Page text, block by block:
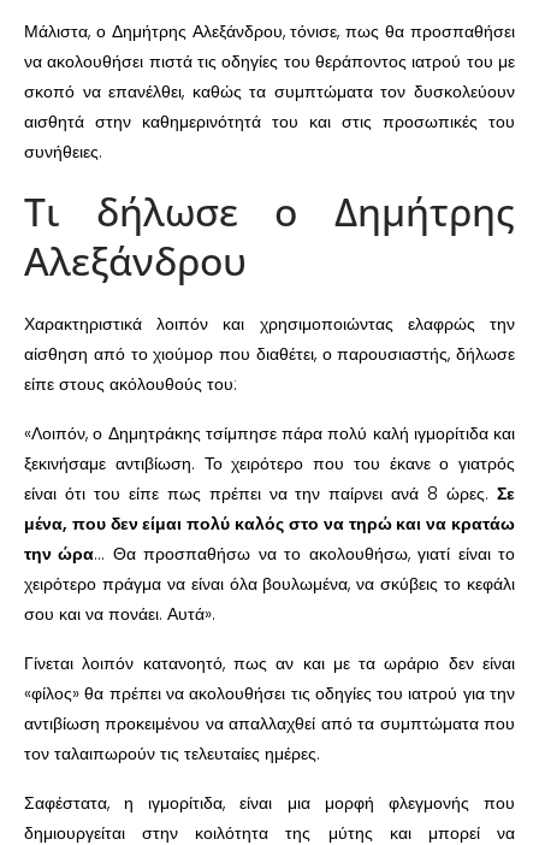
Μάλιστα, ο Δημήτρης Αλεξάνδρου, τόνισε, πως θα προσπαθήσει
να ακολουθήσει πιστά τις οδηγίες του θεράποντος ιατρού του με
σκοπό να επανέλθει, καθώς τα συμπτώματα τον δυσκολεύουν
αισθητά στην καθημερινότητά του και στις προσωπικές του
συνήθειες.
Τι δήλωσε ο Δημήτρης
Αλεξάνδρου
Χαρακτηριστικά λοιπόν και χρησιμοποιώντας ελαφρώς την
αίσθηση από το χιούμορ που διαθέτει, ο παρουσιαστής, δήλωσε
είπε στους ακόλουθούς του:
«Λοιπόν, ο Δημητράκης τσίμπησε πάρα πολύ καλή ιγμορίτιδα και
ξεκινήσαμε αντιβίωση. Το χειρότερο που του έκανε ο γιατρός
είναι ότι του είπε πως πρέπει να την παίρνει ανά 8 ώρες. Σε
μένα, που δεν είμαι πολύ καλός στο να τηρώ και να κρατάω
την ώρα… Θα προσπαθήσω να το ακολουθήσω, γιατί είναι το
χειρότερο πράγμα να είναι όλα βουλωμένα, να σκύβεις το κεφάλι
σου και να πονάει. Αυτά».
Γίνεται λοιπόν κατανοητό, πως αν και με τα ωράριο δεν είναι
«φίλος» θα πρέπει να ακολουθήσει τις οδηγίες του ιατρού για την
αντιβίωση προκειμένου να απαλλαχθεί από τα συμπτώματα που
τον ταλαιπωρούν τις τελευταίες ημέρες.
Σαφέστατα, η ιγμορίτιδα, είναι μια μορφή φλεγμονής που
δημιουργείται στην κοιλότητα της μύτης και μπορεί να